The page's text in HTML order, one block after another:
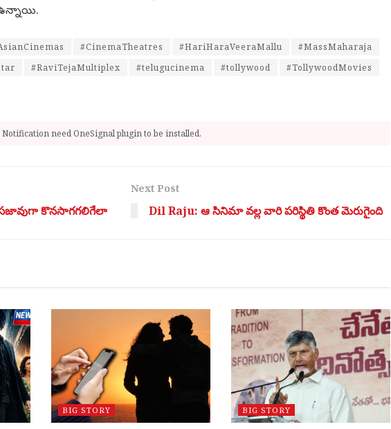
#CinemaTheatres #HariHaraVeeraMallu
#MassMaharaja
#RaviTejaMultiplex #telugucinema #tollywood
#TollywoodMovies
Notification need OneSignal plugin to be installed.
సజావుగా కొనసాగగలిగేలా
Next Post
Dil Raju: ఆ సినిమా వల్ల వారి పరిస్థితి కొంత మెరుగైంది
BIG STORY BIG STORY